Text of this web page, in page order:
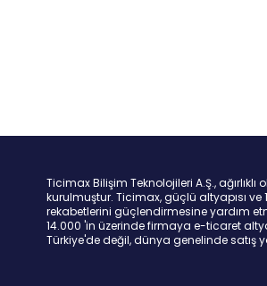
Ticimax Bilişim Teknolojileri A.Ş.,
kurulmuştur. Ticimax, güçlü altyapısı ve
rekabetlerini güçlendirmesine yardım
14.000 'in üzerinde firmaya e-ticaret
Türkiye'de değil, dünya genelinde satış